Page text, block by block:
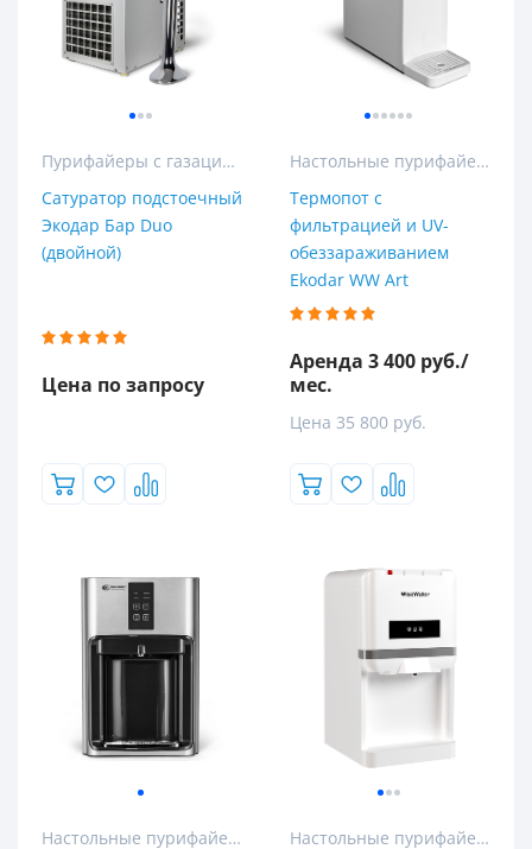
Горячая
Комнатная
Высота
Ширина
Популярность
4.5
Пурифайеры с газацией
Сатуратор подстоечный
Экодар Бар Duo
(двойной)
Цена по запросу
Настольные пурифайеры
Термопот с
фильтрацией и UV-
обеззараживанием
Ekodar WW Art
Аренда 3 400 руб./
мес.
Цена 35 800 руб.
Настольные пурифайеры
Настольные пурифайеры